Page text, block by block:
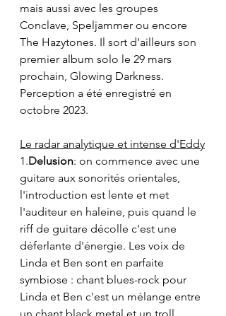
mais aussi avec les groupes
Conclave, Speljammer ou encore
The Hazytones. Il sort d'ailleurs son
premier album solo le 29 mars
prochain, Glowing Darkness.
Perception a été enregistré en
octobre 2023.
Le radar analytique et intense d'Eddy
1.Delusion: on commence avec une
guitare aux sonorités orientales,
l'introduction est lente et met
l'auditeur en haleine, puis quand le
riff de guitare décolle c'est une
déferlante d'énergie. Les voix de
Linda et Ben sont en parfaite
symbiose : chant blues-rock pour
Linda et Ben c'est un mélange entre
un chant black metal et un troll